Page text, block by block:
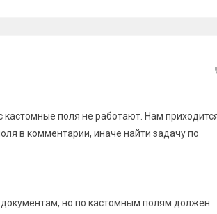
поля не работают. Нам
в комментарии, иначе найти задачу по
документам, но по кастомным полям должен